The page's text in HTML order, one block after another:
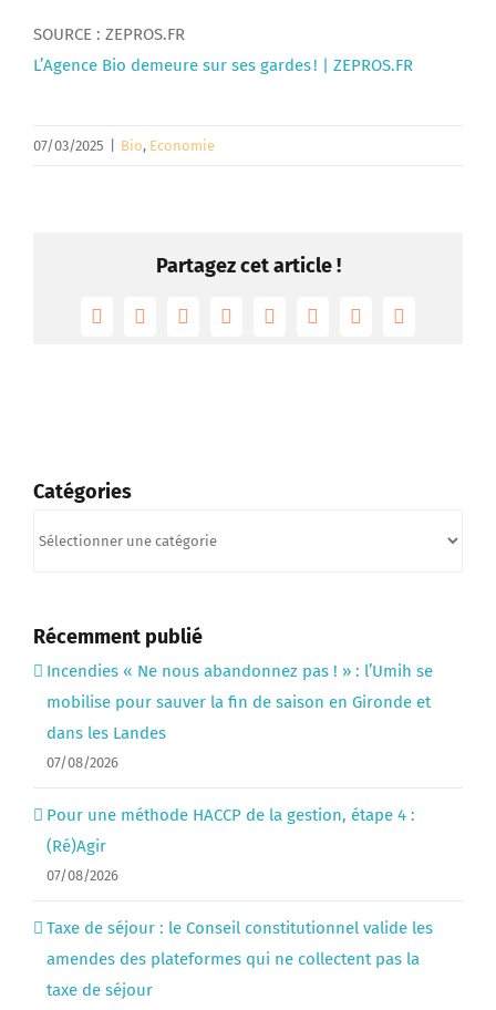
SOURCE : ZEPROS.FR
L’Agence Bio demeure sur ses gardes ! | ZEPROS.FR
07/03/2025 Bio, Economie
Partagez cet article !
FacebookTwitterRedditLinkedInTumblrPinterest
Vk Email
Catégories
Récemment publié
Incendies « Ne nous abandonnez pas ! » : l’Umih se
mobilise pour sauver la fin de saison en Gironde et
dans les Landes
07/08/2026
Pour une méthode HACCP de la gestion, étape 4 :
(Ré)Agir
07/08/2026
Taxe de séjour : le Conseil constitutionnel valide les
amendes des plateformes qui ne collectent pas la
taxe de séjour